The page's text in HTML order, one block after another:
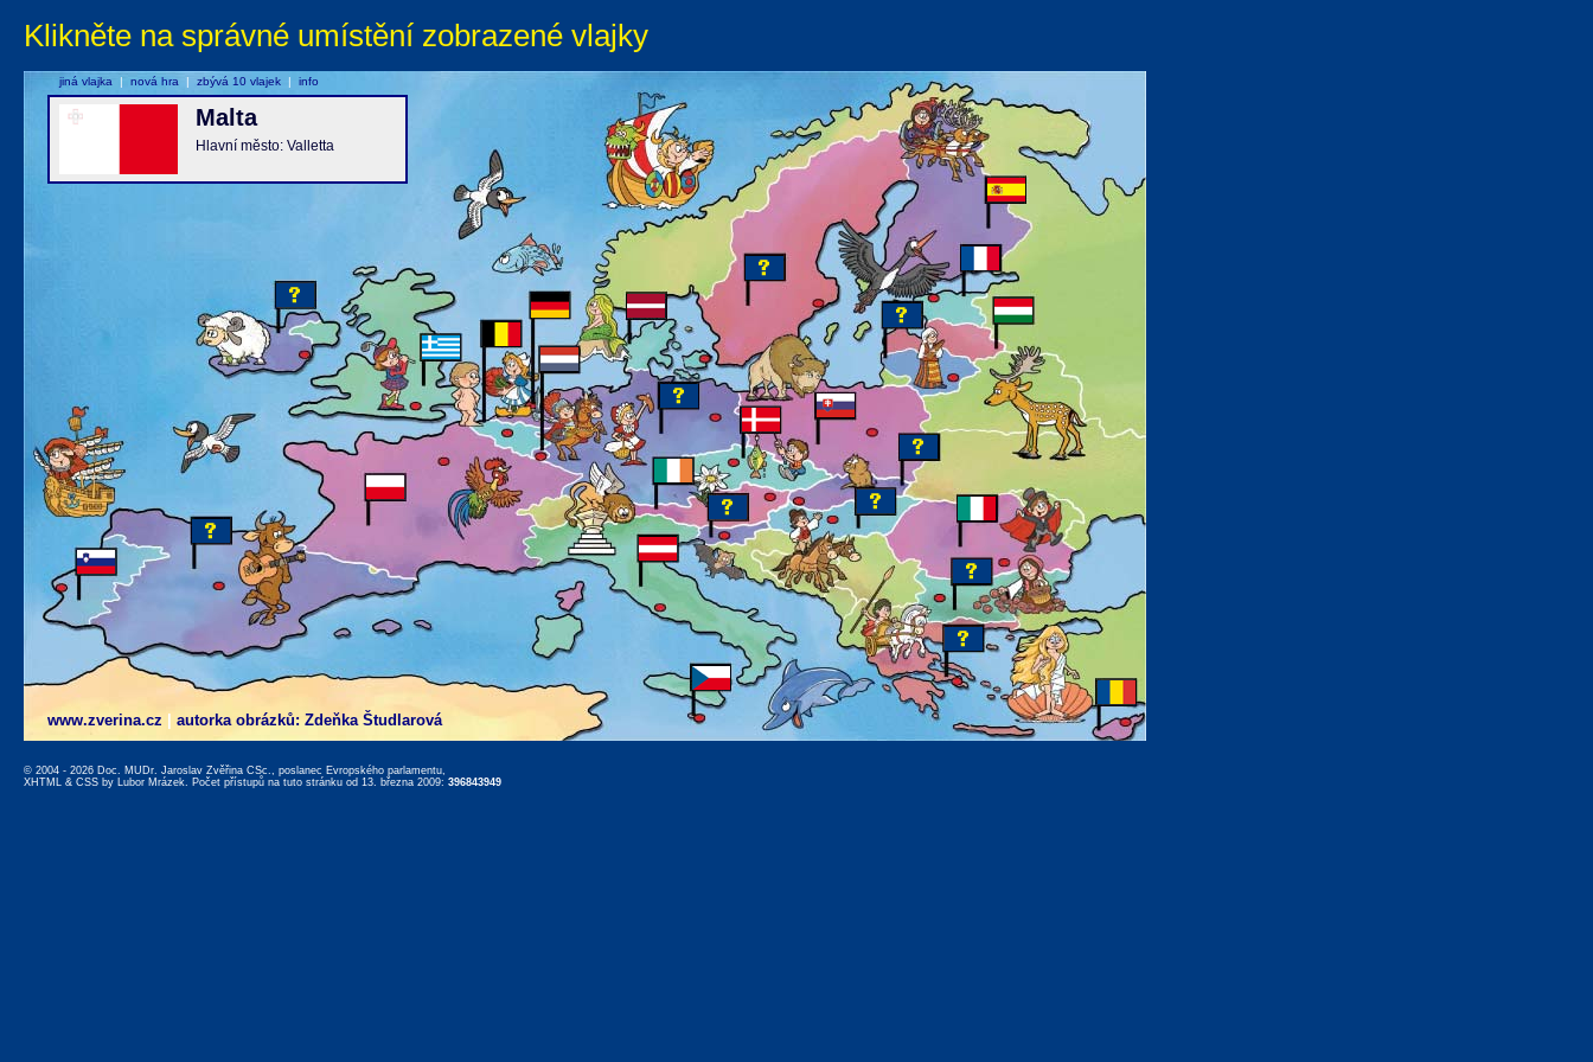
Klikněte na správné umístění zobrazené vlajky
www.zverina.cz autorka obrázků: Zdeňka Študlarová
Malta
Hlavní město: Valletta
jiná vlajka | nová hra | zbývá 10 vlajek | info
© 2004 - 2026 Doc. MUDr. Jaroslav Zvěřina CSc., poslanec Evropského parlamentu,
XHTML & CSS by Lubor Mrázek. Počet přístupů na tuto stránku od 13. března 2009: 396843949